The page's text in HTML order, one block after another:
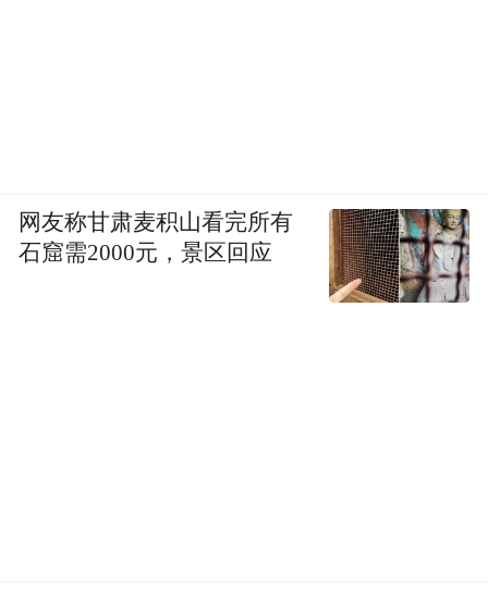
网友称甘肃麦积山看完所有
石窟需2000元，景区回应